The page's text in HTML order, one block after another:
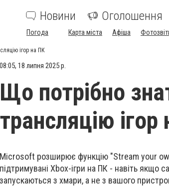
Новини Оголошення
Погода Карта міста Афіша
ігор на ПК
08:05, 18 липня 2025 р.
Що потрібно
трансляцію
Microsoft розширює функцію "Stream your
підтримувані Xbox-ігри на ПК - навіть якщо
запускаються з хмари, а не з вашого